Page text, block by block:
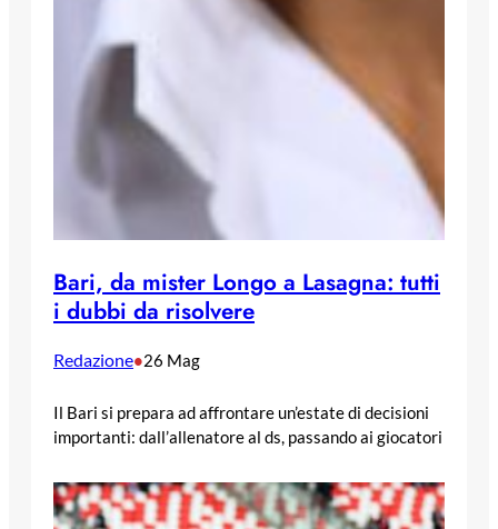
Bari, da mister Longo a Lasagna: tutti
i dubbi da risolvere
Redazione•26 Mag
Il Bari si prepara ad affrontare un’estate di decisioni
importanti: dall’allenatore al ds, passando ai giocatori